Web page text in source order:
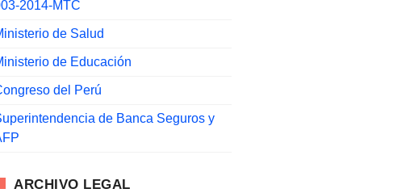
2014-MTC
de Salud
de Educación
del Perú
de Banca Seguros y
ARCHIVO LEGAL